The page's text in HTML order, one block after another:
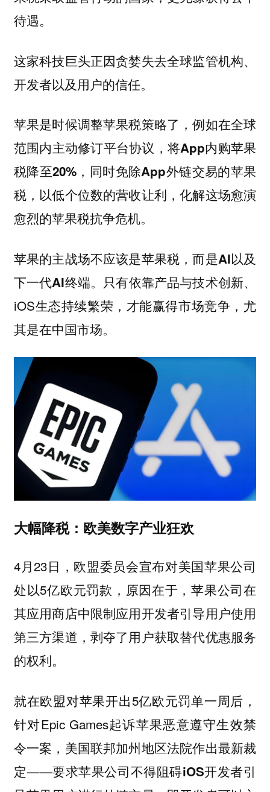
待遇。
这家科技巨头正因贪婪失去全球监管机构、
开发者以及用户的信任。
苹果是时候调整苹果税策略了，例如在全球
范围内主动修订平台协议， 将App内购苹果
税降至20%，同时免除App外链交易的苹果
税，以低个位数的营收让利，化解这场愈演
愈烈的苹果税抗争危机。
苹果的主战场不应该是苹果税，而是AI以及
下一代AI终端。 只有依靠产品与技术创新、
iOS生态持续繁荣，才能赢得市场竞争，尤
其是在中国市场。
大幅降税：欧美数字产业狂欢
4月23日，欧盟委员会宣布对美国苹果公司
处以5亿欧元罚款，原因在于，苹果公司在
其应用商店中限制应用开发者引导用户使用
第三方渠道，剥夺了用户获取替代优惠服务
的权利。
就在欧盟对苹果开出5亿欧元罚单一周后，
针对Epic Games起诉苹果恶意遵守生效禁
令一案，美国联邦加州地区法院作出最新裁
定——要求苹果公司不得阻碍iOS开发者引